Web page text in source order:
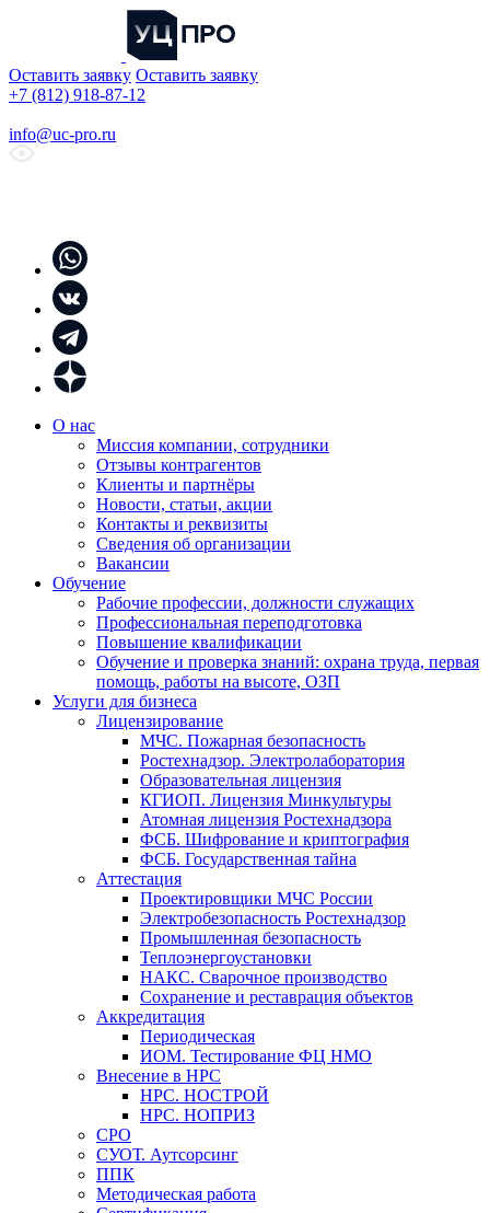
Оставить заявку Оставить заявку
+7 (812) 918-87-12
info@uc-pro.ru
О нас
Миссия компании, сотрудники
Отзывы контрагентов
Клиенты и партнёры
Новости, статьи, акции
Контакты и реквизиты
Сведения об организации
Вакансии
Обучение
Рабочие профессии, должности служащих
Профессиональная переподготовка
Повышение квалификации
Обучение и проверка знаний: охрана труда, первая
помощь, работы на высоте, ОЗП
Услуги для бизнеса
Лицензирование
МЧС. Пожарная безопасность
Ростехнадзор. Электролаборатория
Образовательная лицензия
КГИОП. Лицензия Минкультуры
Атомная лицензия Ростехнадзора
ФСБ. Шифрование и криптография
ФСБ. Государственная тайна
Аттестация
Проектировщики МЧС России
Электробезопасность Ростехнадзор
Промышленная безопасность
Теплоэнергоустановки
НАКС. Сварочное производство
Сохранение и реставрация объектов
Аккредитация
Периодическая
ИОМ. Тестирование ФЦ НМО
Внесение в НРС
НРС. НОСТРОЙ
НРС. НОПРИЗ
СРО
СУОТ. Аутсорсинг
ППК
Методическая работа